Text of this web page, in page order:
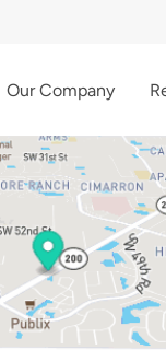
Our Company